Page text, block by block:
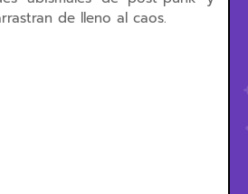
de lleno al caos.